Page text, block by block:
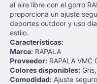
al aire libre con el gorro
proporciona un ajuste
deportes outdoor y uso
estilo.
Características:
Marca: RAPALA
Proveedor: RAPALA VMC
Colores disponibles:
Comodidad: Ajuste